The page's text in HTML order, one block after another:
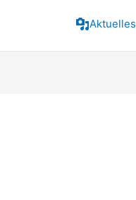
Aktuelles